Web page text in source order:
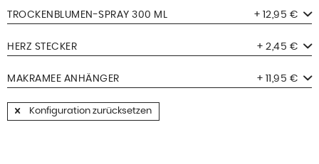
TROCKENBLUMEN-SPRAY 300 ML + 12,95 €
HERZ STECKER + 2,45 €
MAKRAMEE ANHÄNGER + 11,95 €
Konfiguration zurücksetzen